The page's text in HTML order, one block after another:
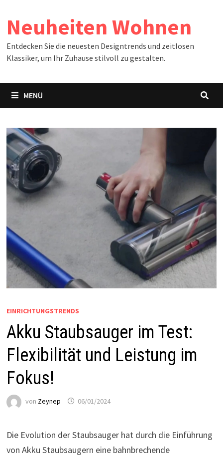
Inhalt
springen
Neuheiten Wohnen
Entdecken Sie die neuesten Designtrends und zeitlosen
Klassiker, um Ihr Zuhause stilvoll zu gestalten.
MENÜ
EINRICHTUNGSTRENDS
Akku Staubsauger im Test:
Flexibilität und Leistung im
Fokus!
von Zeynep 06/01/2024
Die Evolution der Staubsauger hat durch die Einführung
von Akku Staubsaugern eine bahnbrechende